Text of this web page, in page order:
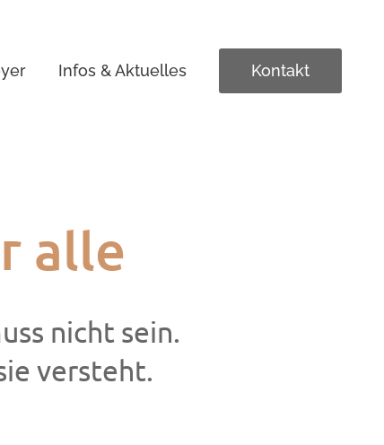
Infos & Aktuelles Kontakt
alle
nicht sein.
versteht.